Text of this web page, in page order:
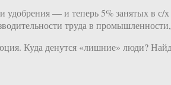
— и теперь 5% занятых в
труда в
Куда денутся «лишние» люди?